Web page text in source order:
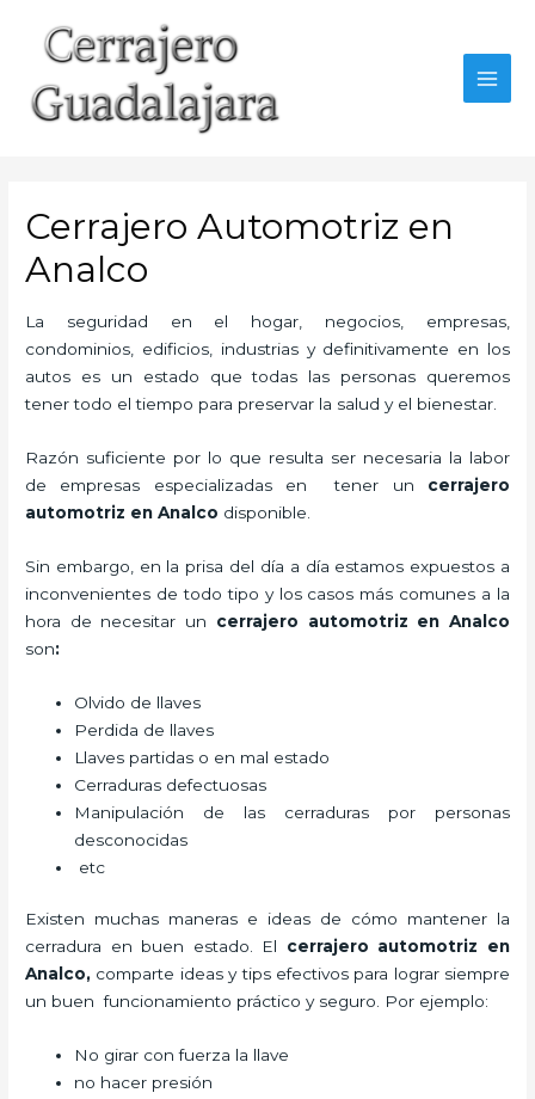
contenido
Cerrajero Automotriz en
Analco
La seguridad en el hogar, negocios, empresas,
condominios, edificios, industrias y definitivamente en los
autos es un estado que todas las personas queremos
tener todo el tiempo para preservar la salud y el bienestar.
Razón suficiente por lo que resulta ser necesaria la labor
de empresas especializadas en tener un cerrajero
automotriz en Analco disponible.
Sin embargo, en la prisa del día a día estamos expuestos a
inconvenientes de todo tipo y los casos más comunes a la
hora de necesitar un cerrajero automotriz en Analco
son:
Olvido de llaves
Perdida de llaves
Llaves partidas o en mal estado
Cerraduras defectuosas
Manipulación de las cerraduras por personas
desconocidas
etc
Existen muchas maneras e ideas de cómo mantener la
cerradura en buen estado. El cerrajero automotriz en
Analco, comparte ideas y tips efectivos para lograr siempre
un buen funcionamiento práctico y seguro. Por ejemplo:
No girar con fuerza la llave
no hacer presión